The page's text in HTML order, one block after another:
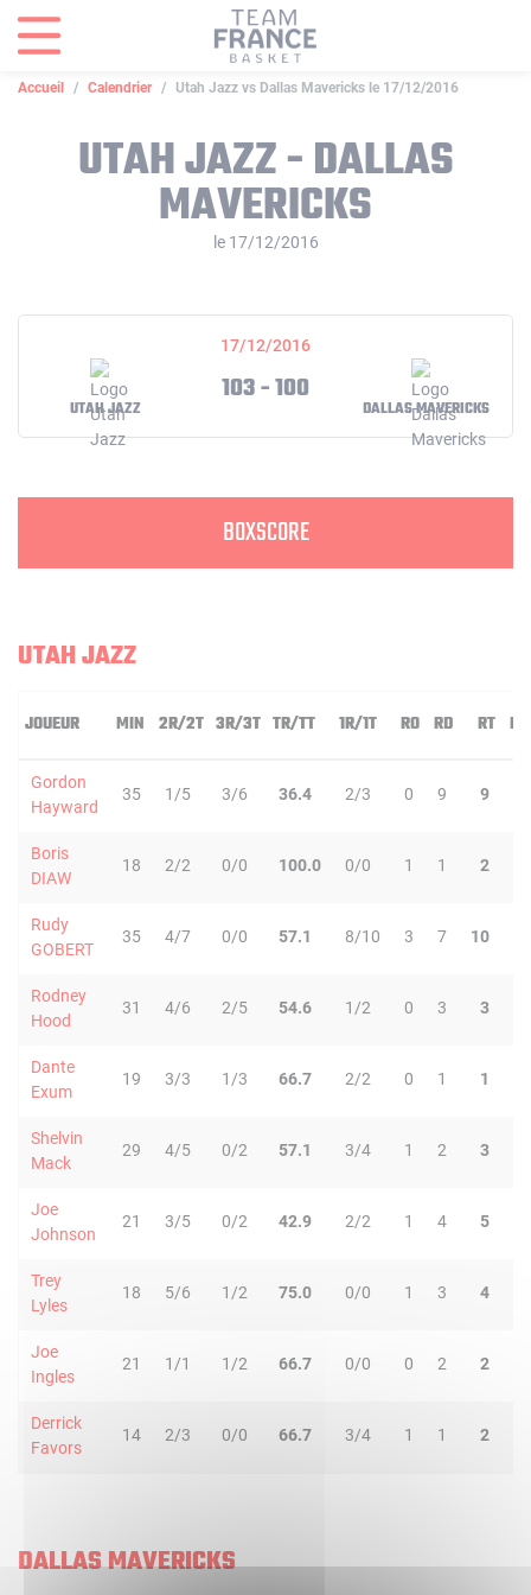
Accueil Calendrier Utah Jazz vs Dallas Mavericks le 17/12/2016
UTAH JAZZ - DALLAS
MAVERICKS
le 17/12/2016
17/12/2016
UTAH JAZZ
103 - 100
DALLAS MAVERICKS
BOXSCORE
UTAH JAZZ
JOUEUR MIN 2R/2T 3R/3T TR/TT 1R/1T RO RD RT PD
Gordon
Hayward
35 1/5 3/6 36.4 2/3 0 9 9
Boris
DIAW
18 2/2 0/0 100.0 0/0 1 1 2
Rudy
GOBERT
35 4/7 0/0 57.1 8/10 3 7 10
Rodney
Hood
31 4/6 2/5 54.6 1/2 0 3 3
Dante
Exum
19 3/3 1/3 66.7 2/2 0 1 1
Shelvin
Mack
29 4/5 0/2 57.1 3/4 1 2 3
Joe
Johnson
21 3/5 0/2 42.9 2/2 1 4 5
Trey
Lyles
18 5/6 1/2 75.0 0/0 1 3 4
Joe
Ingles
21 1/1 1/2 66.7 0/0 0 2 2
Derrick
Favors
14 2/3 0/0 66.7 3/4 1 1 2
DALLAS MAVERICKS
Panneau de gestion des cookies